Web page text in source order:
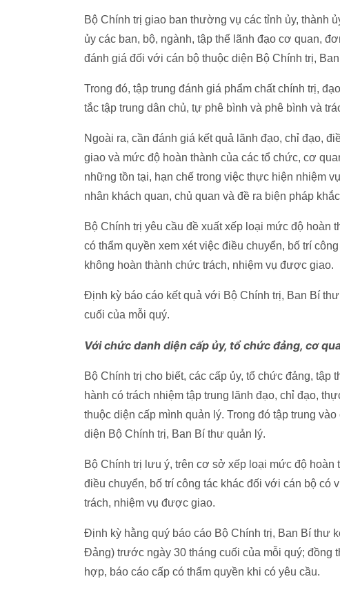
Bộ Chính trị giao ban thường vụ các tỉnh ủy, thành
ủy các ban, bộ, ngành, tập thể lãnh đạo cơ quan,
đánh giá đối với cán bộ thuộc diện Bộ Chính trị,
Trong đó, tập trung đánh giá phẩm chất chính trị,
tắc tập trung dân chủ, tự phê bình và phê bình và
Ngoài ra, cần đánh giá kết quả lãnh đạo, chỉ đạo,
giao và mức độ hoàn thành của các tổ chức, cơ
những tồn tại, hạn chế trong việc thực hiện nhiệm
nhân khách quan, chủ quan và đề ra biện pháp
Bộ Chính trị yêu cầu đề xuất xếp loại mức độ
có thẩm quyền xem xét việc điều chuyển, bố trí
không hoàn thành chức trách, nhiệm vụ được giao.
Định kỳ báo cáo kết quả với Bộ Chính trị, Ban Bí
cuối của mỗi quý.
Với chức danh diện cấp ủy, tổ chức đảng, cơ
Bộ Chính trị cho biết, các cấp ủy, tổ chức đảng,
hành có trách nhiệm tập trung lãnh đạo, chỉ đạo,
thuộc diện cấp mình quản lý. Trong đó tập trung
diện Bộ Chính trị, Ban Bí thư quản lý.
Bộ Chính trị lưu ý, trên cơ sở xếp loại mức độ
điều chuyển, bố trí công tác khác đối với cán bộ có
trách, nhiệm vụ được giao.
Định kỳ hằng quý báo cáo Bộ Chính trị, Ban Bí thư
Đảng) trước ngày 30 tháng cuối của mỗi quý;
hợp, báo cáo cấp có thẩm quyền khi có yêu cầu.